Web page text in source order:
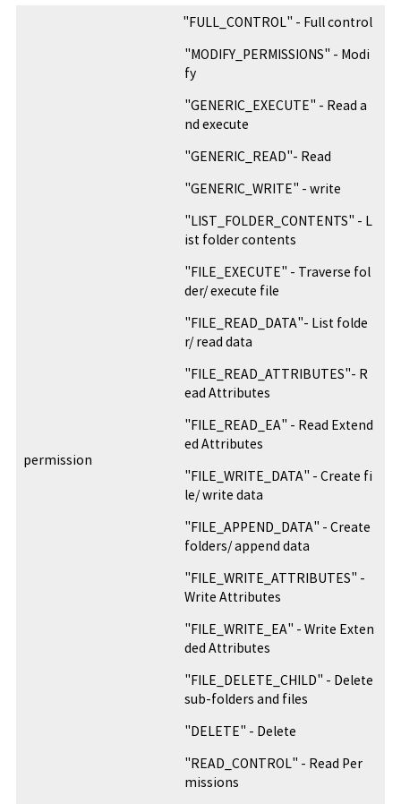
permission
"FULL_CONTROL" - Full control
"MODIFY_PERMISSIONS" - Modi
fy
"GENERIC_EXECUTE" - Read a
nd execute
"GENERIC_READ"- Read
"GENERIC_WRITE" - write
"LIST_FOLDER_CONTENTS" - L
ist folder contents
"FILE_EXECUTE" - Traverse fol
der/ execute file
"FILE_READ_DATA"- List folde
r/ read data
"FILE_READ_ATTRIBUTES"- R
ead Attributes
"FILE_READ_EA" - Read Extend
ed Attributes
"FILE_WRITE_DATA" - Create fi
le/ write data
"FILE_APPEND_DATA" - Create
folders/ append data
"FILE_WRITE_ATTRIBUTES" -
Write Attributes
"FILE_WRITE_EA" - Write Exten
ded Attributes
"FILE_DELETE_CHILD" - Delete
sub-folders and files
"DELETE" - Delete
"READ_CONTROL" - Read Per
missions